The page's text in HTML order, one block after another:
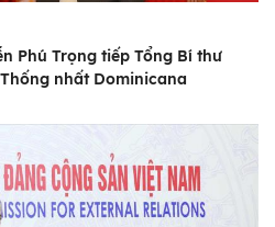
Phú Trọng tiếp Tổng Bí thư
nhất Dominicana